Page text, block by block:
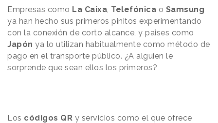
Empresas como La Caixa Telefónica o Samsung
ya han hecho sus primeros pinitos experimentando
con la conexión de corto alcance, y paises como
Japón ya lo utilizan habitualmente como método de
pago en el transporte público. ¿A alguien le
sorprende que sean ellos los primeros?
Los códigos QR y servicios como el que ofrece